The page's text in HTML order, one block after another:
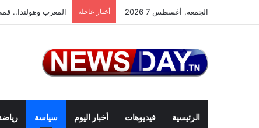
الجمعة, أغسطس 7 2026 أخبار عاجلة المغرب وهولندا..
الرئيسية فيديوهات أخبار اليوم سياسة